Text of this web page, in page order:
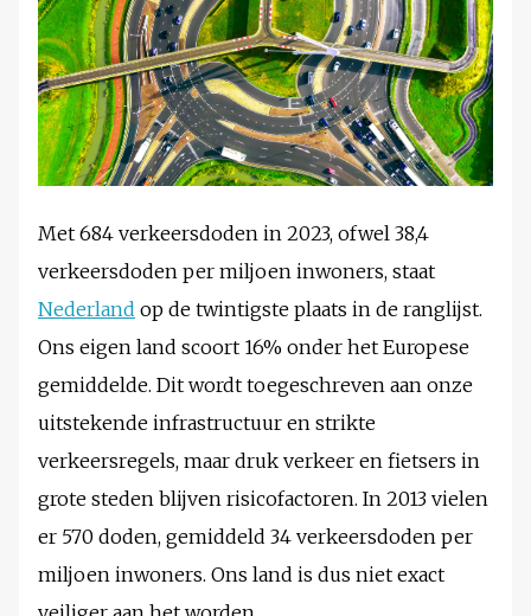
Met 684 verkeersdoden in 2023, ofwel 38,4
verkeersdoden per miljoen inwoners, staat
Nederland op de twintigste plaats in de ranglijst.
Ons eigen land scoort 16% onder het Europese
gemiddelde. Dit wordt toegeschreven aan onze
uitstekende infrastructuur en strikte
verkeersregels, maar druk verkeer en fietsers in
grote steden blijven risicofactoren. In 2013 vielen
er 570 doden, gemiddeld 34 verkeersdoden per
miljoen inwoners. Ons land is dus niet exact